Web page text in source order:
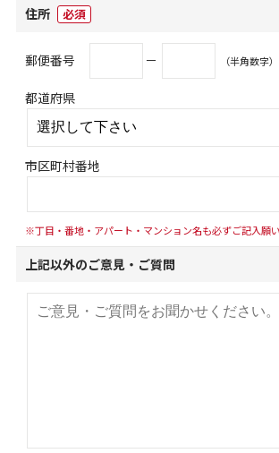
住所 必須
郵便番号 － （半角数字）
都道府県
市区町村番地
※丁目・番地・アパート・マンション名も必ずご記入願い
上記以外のご意見・ご質問